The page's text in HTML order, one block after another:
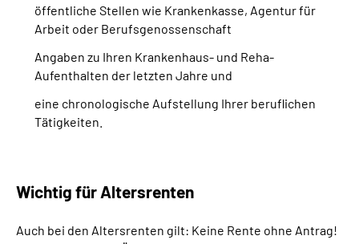
öffentliche Stellen wie Krankenkasse, Agentur für
Arbeit oder Berufsgenossenschaft
Angaben zu Ihren Krankenhaus- und Reha-
Aufenthalten der letzten Jahre und
eine chronologische Aufstellung Ihrer beruflichen
Tätigkeiten.
Wichtig für Altersrenten
Auch bei den Altersrenten gilt: Keine Rente ohne Antrag!